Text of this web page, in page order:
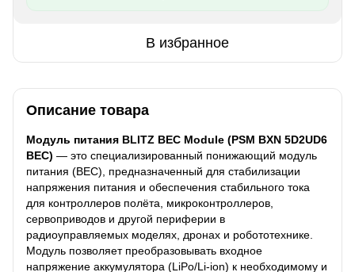
В избранное
Описание товара
Модуль питания BLITZ BEC Module (PSM BXN 5D2UD6
BEC) — это специализированный понижающий модуль
питания (BEC), предназначенный для стабилизации
напряжения питания и обеспечения стабильного тока
для контроллеров полёта, микроконтроллеров,
сервоприводов и другой периферии в
радиоуправляемых моделях, дронах и робототехнике.
Модуль позволяет преобразовывать входное
напряжение аккумулятора (LiPo/Li-ion) к необходимому и